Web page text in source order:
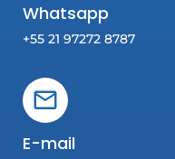
Whatsapp
+55 21 97272 8787
E-mail